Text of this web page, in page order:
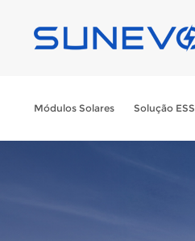
Módulos Solares Solução ESS